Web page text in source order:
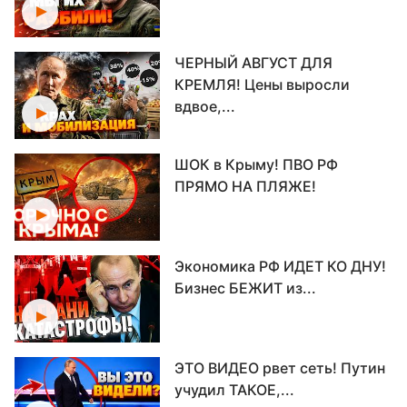
ЧЕРНЫЙ АВГУСТ ДЛЯ
КРЕМЛЯ! Цены выросли
вдвое,...
ШОК в Крыму! ПВО РФ
ПРЯМО НА ПЛЯЖЕ!
Экономика РФ ИДЕТ КО ДНУ!
Бизнес БЕЖИТ из...
ЭТО ВИДЕО рвет сеть! Путин
учудил ТАКОЕ,...